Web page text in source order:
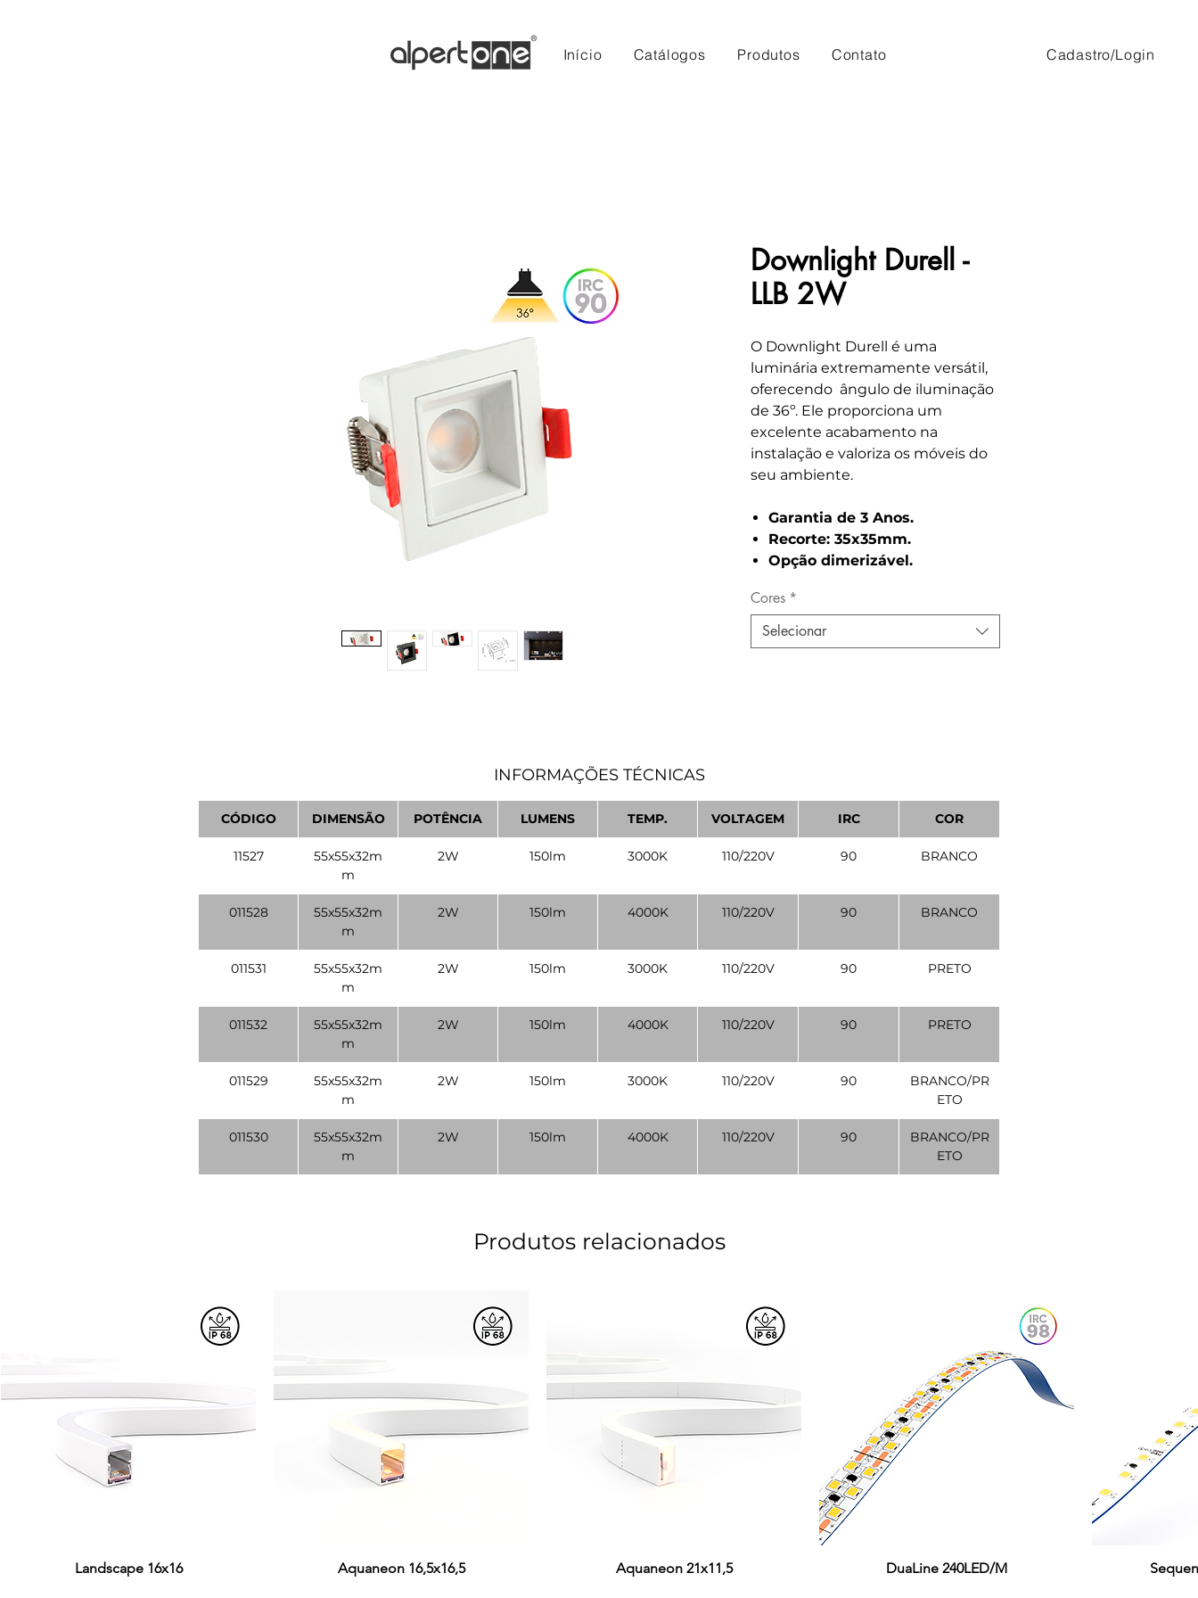
Início Catálogos Produtos Contato Cadastro/Login
Downlight Durell -
LLB 2W
O Downlight Durell é uma
luminária extremamente versátil,
oferecendo ângulo de iluminação
de 36º. Ele proporciona um
excelente acabamento na
instalação e valoriza os móveis do
seu ambiente.
Garantia de 3 Anos.
Recorte: 35x35mm.
Opção dimerizável.
Cores *
Selecionar
INFORMAÇÕES TÉCNICAS
CÓDIGO DIMENSÃO POTÊNCIA LUMENS TEMP. VOLTAGEM IRC COR
11527
55x55x32m
m
2W 150lm 3000K 110/220V 90 BRANCO
011528
55x55x32m
m
2W 150lm 4000K 110/220V 90 BRANCO
011531
55x55x32m
m
2W 150lm 3000K 110/220V 90 PRETO
011532
55x55x32m
m
2W 150lm 4000K 110/220V 90 PRETO
011529
55x55x32m
m
2W 150lm 3000K 110/220V 90
BRANCO/PR
ETO
011530
55x55x32m
m
2W 150lm 4000K 110/220V 90
BRANCO/PR
ETO
Produtos relacionados
Visualização rápida
Landscape 16x16 Visualização rápida
Aquaneon 16,5x16,5 Visualização rápida
Aquaneon 21x11,5 Visualização rápida
DuaLine 240LED/M